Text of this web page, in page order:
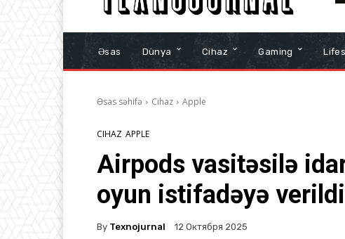
Əsas Dünya Cihaz Gaming
Əsas səhifə Cihaz Apple
CIHAZ APPLE
Airpods vasitəsilə
oyun istifadəyə verildi
By Texnojurnal 12 Октября 2025